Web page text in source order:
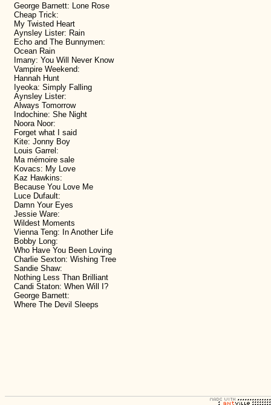
George Barnett: Lone Rose
Cheap Trick:
My Twisted Heart
Aynsley Lister: Rain
Echo and The Bunnymen:
Ocean Rain
Imany: You Will Never Know
Vampire Weekend:
Hannah Hunt
Iyeoka: Simply Falling
Aynsley Lister:
Always Tomorrow
Indochine: She Night
Noora Noor:
Forget what I said
Kite: Jonny Boy
Louis Garrel:
Ma mémoire sale
Kovacs: My Love
Kaz Hawkins:
Because You Love Me
Luce Dufault:
Damn Your Eyes
Jessie Ware:
Wildest Moments
Vienna Teng: In Another Life
Bobby Long:
Who Have You Been Loving
Charlie Sexton: Wishing Tree
Sandie Shaw:
Nothing Less Than Brilliant
Candi Staton: When Will I?
George Barnett:
Where The Devil Sleeps